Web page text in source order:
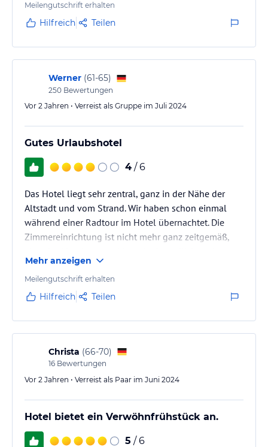
Meilengutschrift erhalten
Hilfreich Teilen
Werner (61-65)
250 Bewertungen
Vor 2 Jahren • Verreist als Gruppe im Juli 2024
Gutes Urlaubshotel
4 / 6
Das Hotel liegt sehr zentral, ganz in der Nähe der
Altstadt und vom Strand. Wir haben schon einmal
während einer Radtour im Hotel übernachtet. Die
Zimmereinrichtung ist nicht mehr ganz zeitgemäß,
hilfsbereit. Das Frühstücksbuffet ist reichhaltig und
kann draußen eingenommen werden.
Mehr anzeigen
Meilengutschrift erhalten
Hilfreich Teilen
Christa (66-70)
16 Bewertungen
Vor 2 Jahren • Verreist als Paar im Juni 2024
Hotel bietet ein Verwöhnfrühstück an.
5 / 6